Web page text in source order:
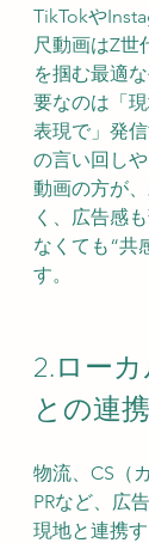
TikTokや
尺動画はZ世
を掴む最適
要なのは「
表現で」発
の言い回し
動画の方が
く、広告感
なくても“共
す。
2.ロー
との連携
物流、CS（
PRなど、広
現地と連携